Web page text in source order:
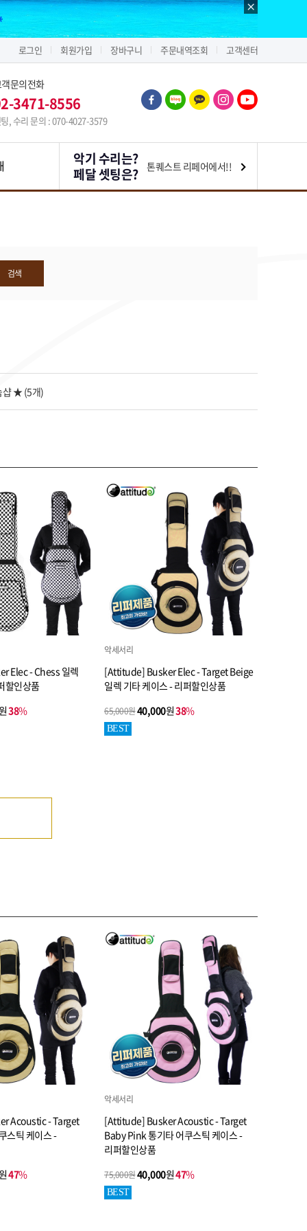
로그인 회원가입 장바구니 주문내역조회 고객센터
문의전화
3471-8556
, 수리 문의 : 070-4027-3579
악기 수리는?
페달 셋팅은?
톤퀘스트 리페어에서!!
검색
★ (5개)
Elec - Chess 일렉
할인상품
38%
악세서리
[Attitude] Busker Elec - Target Beige
일렉 기타 케이스 - 리퍼할인상품
65,000원40,000원38%
BEST
Acoustic - Target
스틱 케이스 -
47%
악세서리
[Attitude] Busker Acoustic - Target
Baby Pink 통기타 어쿠스틱 케이스 -
리퍼할인상품
75,000원40,000원47%
BEST